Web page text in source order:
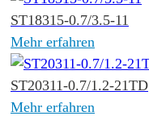
ST18315-0.7/3.5-11
Mehr erfahren
ST20311-0.7/1.2-21TD
Mehr erfahren